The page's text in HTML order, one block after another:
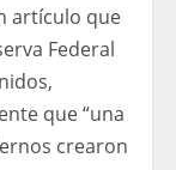
artículo que
Federal
que “una
crearon